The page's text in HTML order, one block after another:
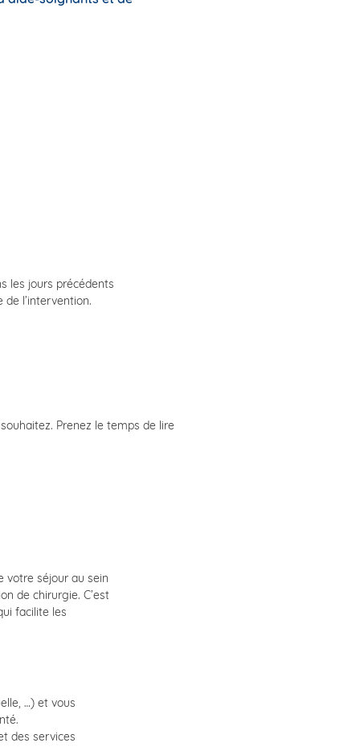
les jours précédents
l’intervention.
Prenez le temps de lire
votre séjour au sein
de chirurgie. C’est
facilite les
…) et vous
des services